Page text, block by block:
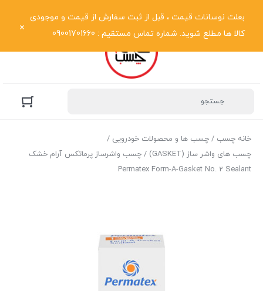
بعلت نوسانات قیمت ، قبل از ثبت سفارش از قیمت و موجودی
کالا ها مطلع شوید. شماره تماس مستقیم : 09001701660
خانه چسب / چسب ها و محصولات خودرویی /
چسب های واشر ساز (GASKET)
/ چسب واشرساز پرماتکس آرام خشک
Permatex Form-A-Gasket No. 2 Sealant